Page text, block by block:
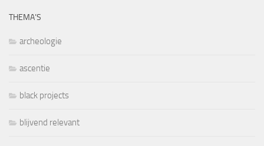
THEMA’S
archeologie
ascentie
black projects
blijvend relevant